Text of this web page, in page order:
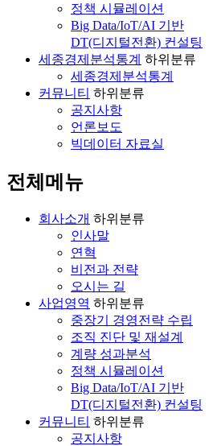
정책 시뮬레이션
Big Data/IoT/AI 기반
DT(디지털전환) 컨설팅
세종경제분석통계 하위분류
세종경제분석통계
커뮤니티 하위분류
공지사항
언론보도
빅데이터 자료실
전체메뉴
회사소개 하위분류
인사말
연혁
비전과 전략
오시는 길
사업영역 하위분류
중장기 경영전략 수립
조직 진단 및 재설계
계량 성과분석
정책 시뮬레이션
Big Data/IoT/AI 기반
DT(디지털전환) 컨설팅
커뮤니티 하위분류
공지사항